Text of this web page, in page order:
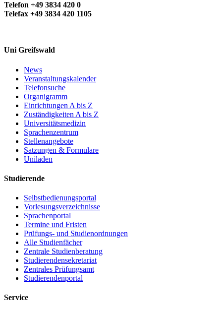
Telefon +49 3834 420 0
Telefax +49 3834 420 1105
Uni Greifswald
News
Veranstaltungskalender
Telefonsuche
Organigramm
Einrichtungen A bis Z
Zuständigkeiten A bis Z
Universitätsmedizin
Sprachenzentrum
Stellenangebote
Satzungen & Formulare
Uniladen
Studierende
Selbstbedienungsportal
Vorlesungsverzeichnisse
Sprachenportal
Termine und Fristen
Prüfungs- und Studienordnungen
Alle Studienfächer
Zentrale Studienberatung
Studierendensekretariat
Zentrales Prüfungsamt
Studierendenportal
Service